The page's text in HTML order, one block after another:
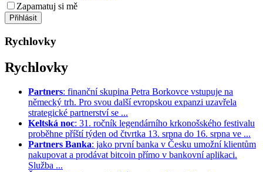
Zapamatuj si mě
Rychlovky
Rychlovky
Partners: finanční skupina Petra Borkovce vstupuje na
německý trh. Pro svou další evropskou expanzi uzavřela
strategické partnerství se ...
Keltská noc: 31. ročník legendárního krkonošského festivalu
proběhne příští týden od čtvrtka 13. srpna do 16. srpna ve ...
Partners Banka: jako první banka v Česku umožní klientům
nakupovat a prodávat bitcoin přímo v bankovní aplikaci.
Služba ...